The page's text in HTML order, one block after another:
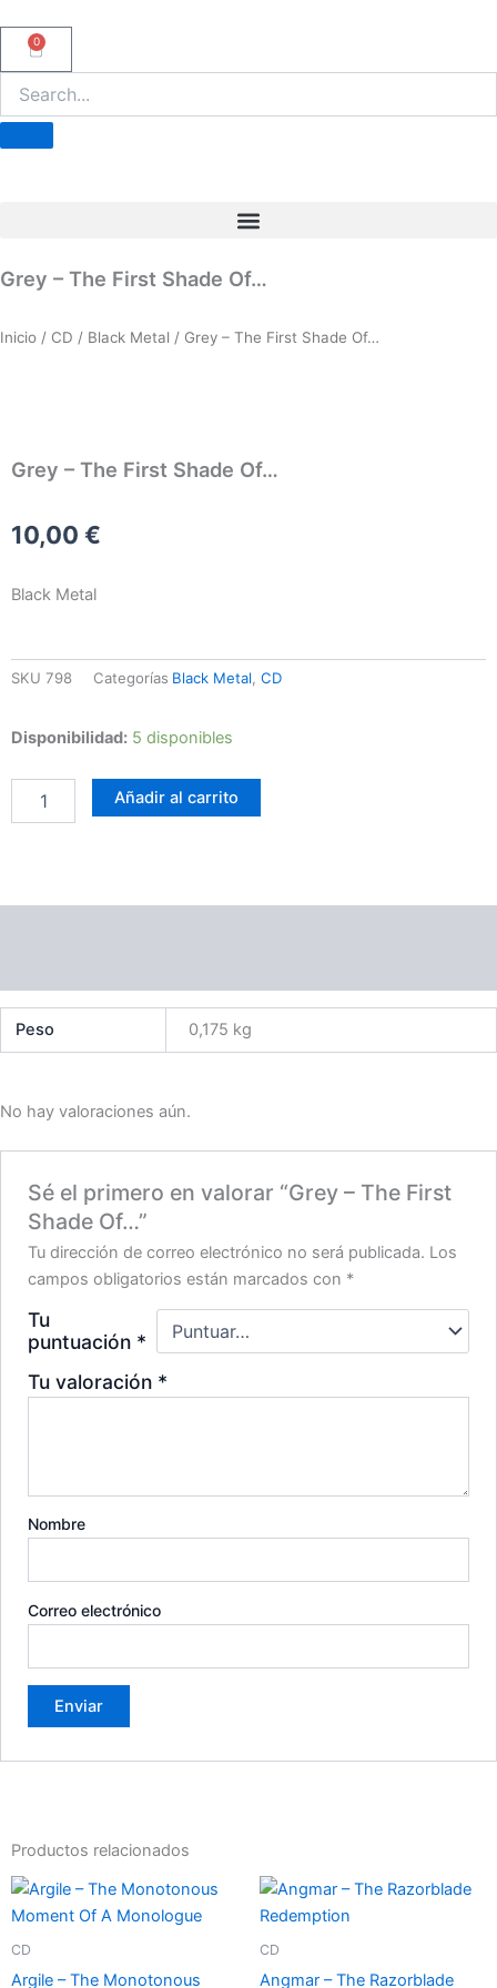
0
Carrito
Grey – The First Shade Of…
Inicio / CD / Black Metal / Grey – The First Shade Of…
Grey – The First Shade Of…
10,00 €
Black Metal
SKU 798 Categorías Black Metal, CD
Disponibilidad: 5 disponibles
Grey
The
First
Shade
Añadir al carrito
Peso 0,175 kg
No hay valoraciones aún.
Sé el primero en valorar “Grey – The First
Shade Of…”
Tu dirección de correo electrónico no será publicada. Los
campos obligatorios están marcados con *
Tu
puntuación *
Tu valoración *
Nombre
Correo electrónico
Productos relacionados
CD
Argile – The Monotonous
CD
Angmar – The Razorblade